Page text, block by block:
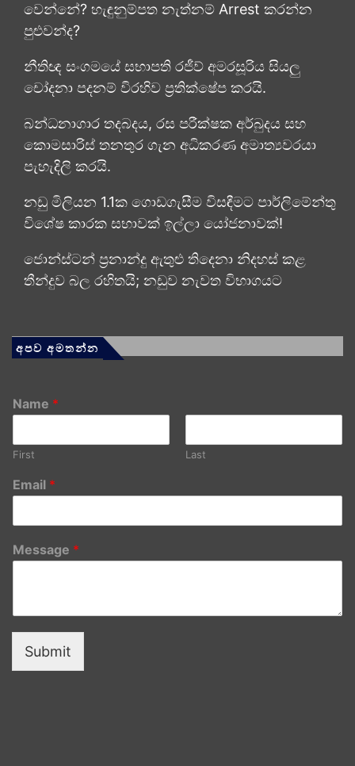
වෙන්නේ? හැඳුනුම්පත නැත්නම් Arrest කරන්න
පුළුවන්ද?
නීතිඥ සංගමයේ සභාපති රජීව් අමරසූරිය සියලු
චෝදනා පදනම් විරහිව ප්‍රතික්ෂේප කරයි.
බන්ධනාගාර තදබදය, රස පරීක්ෂක අර්බුදය සහ
කොමසාරිස් තනතුර ගැන අධිකරණ අමාත්‍යවරයා
පැහැදිලි කරයි.
නඩු මිලියන 1.1ක ගොඩගැසීම විසඳීමට පාර්ලිමේන්තු
විශේෂ කාරක සභාවක් ඉල්ලා යෝජනාවක්!
ජොන්ස්ටන් ප්‍රනාන්දු ඇතුළු තිදෙනා නිදහස් කළ
තීන්දුව බල රහිතයි; නඩුව නැවත විභාගයට
අපව අමතන්න
Name *
First Last
Email *
Message *
Submit